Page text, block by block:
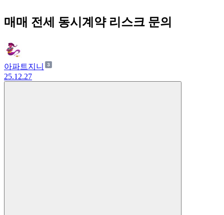
매매 전세 동시계약 리스크 문의
아파트지니
25.12.27